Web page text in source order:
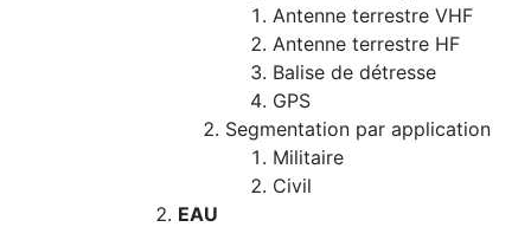
Antenne terrestre VHF
Antenne terrestre HF
Balise de détresse
GPS
Segmentation par application
Militaire
Civil
EAU